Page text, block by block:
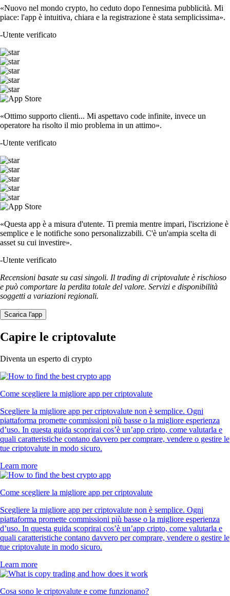
«Nuovo nel mondo crypto, ho ceduto dopo l'ennesima pubblicità. Mi
piace: l'app è intuitiva, chiara e la registrazione è stata semplicissima».
-Utente verificato
«Ottimo supporto clienti... Mi aspettavo code infinite, invece un
operatore ha risolto il mio problema in un attimo».
-Utente verificato
«Questa app è a misura d'utente. Ti premia mentre impari, l'iscrizione è
semplice e le notifiche sono personalizzabili. C'è un'ampia scelta di
asset su cui investire».
-Utente verificato
Recensioni basate su casi singoli. Il trading di criptovalute è rischioso
e può comportare la perdita totale del valore. Servizi e disponibilità
soggetti a variazioni regionali.
Scarica l'app
Capire le criptovalute
Diventa un esperto di crypto
Come scegliere la migliore app per criptovalute
Scegliere la migliore app per criptovalute non è semplice. Ogni
piattaforma promette commissioni più basse o la migliore esperienza
d’uso. In questa guida scoprirai cos’è un’app cripto, come valutarla e
quali caratteristiche contano davvero per comprare, vendere o gestire le
tue criptovalute in modo sicuro.
Learn more
Come scegliere la migliore app per criptovalute
Scegliere la migliore app per criptovalute non è semplice. Ogni
piattaforma promette commissioni più basse o la migliore esperienza
d’uso. In questa guida scoprirai cos’è un’app cripto, come valutarla e
quali caratteristiche contano davvero per comprare, vendere o gestire le
tue criptovalute in modo sicuro.
Learn more
Cosa sono le criptovalute e come funzionano?